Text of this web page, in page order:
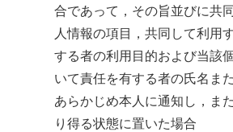
合であって，その旨並びに共
人情報の項目，共同して利用
する者の利用目的および当該
いて責任を有する者の氏名ま
あらかじめ本人に通知し，ま
り得る状態に置いた場合